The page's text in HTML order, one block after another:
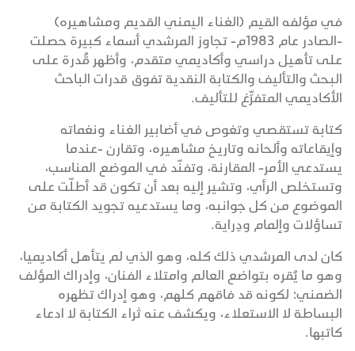
في مؤلفه القيم (الغناء اليمني القديم ومشاهيره)
-الصادر عام 1983م- تجاوز المرشدي أسماء كبيرة حصلت
على تأهيل دراسي وأكاديمي متقدم، وأظهر قُدرة على
البحث والتأليف والكتابة النقدية تفوق قدرات الباحث
الأكاديمي المتفرِّغ للتأليف.
كتابة تستقصي وتغوص في أضابير الغناء ونغماته
وإيقاعاته وألحانه وتاريخ مشاهيره، وتقارن -عندما
يستدعي الأمر- المقارنة، وتفنّد في الموضع المناسب،
وتستخلص الرأي، وتشير إليه بعد أن تكون قد أطلّت على
الموضوع من كل جوانبه، وما يستدعيه تجويد الكتابة من
تساؤلات وإلمام ودِراية.
كان لدى المرشدي ذلك كله، وهو الذي لم يتأهل أكاديميا،
وهو ما يُقره بتواضع العالم وامتلاء الفنان، وإدراك المؤلف
الضمني؛ لكونه قد فاقهم كلهم، وهو إدراك تظهره
البساطة لا الاستعلاء، ويكشف عنه ثراء الكتابة لا ادعاء
كاتبها.